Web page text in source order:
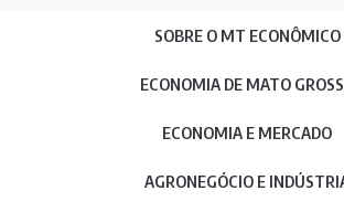
SOBRE O MT ECONÔMICO
ECONOMIA DE MATO
ECONOMIA E MERCADO
AGRONEGÓCIO E